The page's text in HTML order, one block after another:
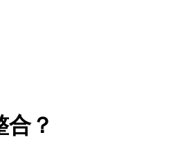
？